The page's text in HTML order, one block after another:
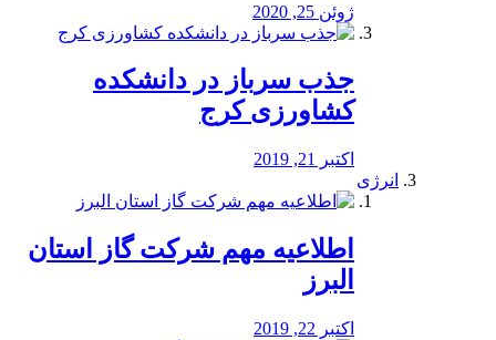
ژوئن 25, 2020
جذب سرباز در دانشکده
کشاورزی کرج
اکتبر 21, 2019
انرژی
️اطلاعیه مهم شرکت گاز استان
البرز
اکتبر 22, 2019